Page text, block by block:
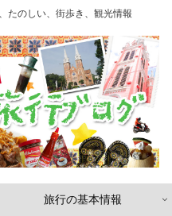
たのしい、街歩き、観光情報
旅行の基本情報